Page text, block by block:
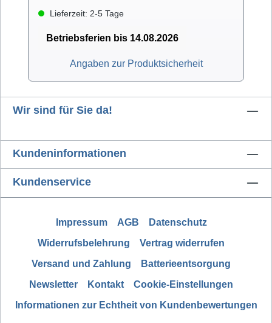
Lieferzeit: 2-5 Tage
Betriebsferien bis 14.08.2026
Angaben zur Produktsicherheit
Wir sind für Sie da!
Kundeninformationen
Kundenservice
Impressum AGB
Datenschutz
Widerrufsbelehrung
Vertrag widerrufen
Versand und Zahlung
Batterieentsorgung
Newsletter
Kontakt
Cookie-Einstellungen
Informationen zur Echtheit von Kundenbewertungen